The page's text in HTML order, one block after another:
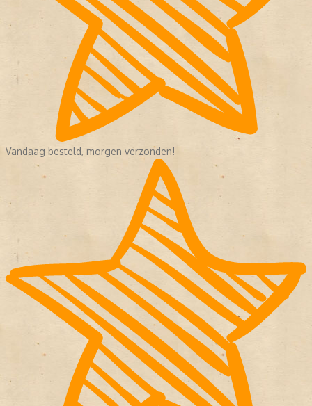
Vandaag besteld, morgen verzonden!